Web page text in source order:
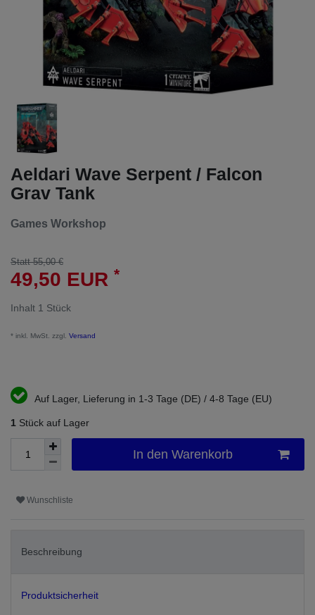
Aeldari Wave Serpent / Falcon
Grav Tank
Games Workshop
Statt 55,00 €
49,50 EUR *
Inhalt 1 Stück
* inkl. MwSt. zzgl. Versand
Auf Lager, Lieferung in 1-3 Tage (DE) / 4-8 Tage (EU)
1 Stück auf Lager
In den Warenkorb
Wunschliste
Beschreibung
Produktsicherheit